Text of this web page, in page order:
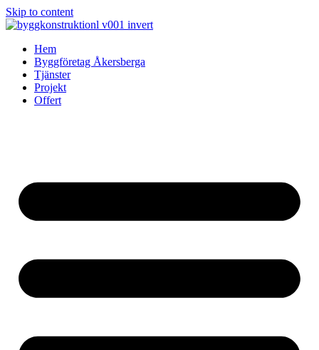
Skip to content
Hem
Byggföretag Åkersberga
Tjänster
Projekt
Offert